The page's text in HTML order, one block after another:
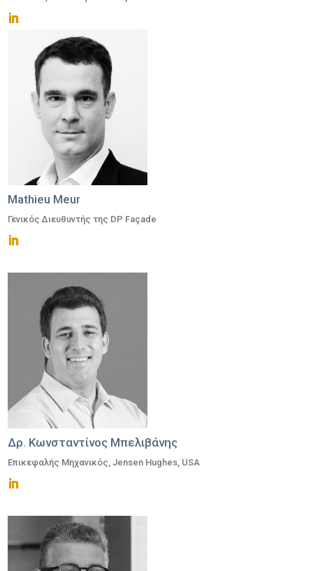
Mathieu Meur
Γενικός Διευθυντής της DP Façade
Δρ. Κωνσταντίνος Μπελιβάνης
Επικεφαλής Μηχανικός, Jensen Hughes, USA